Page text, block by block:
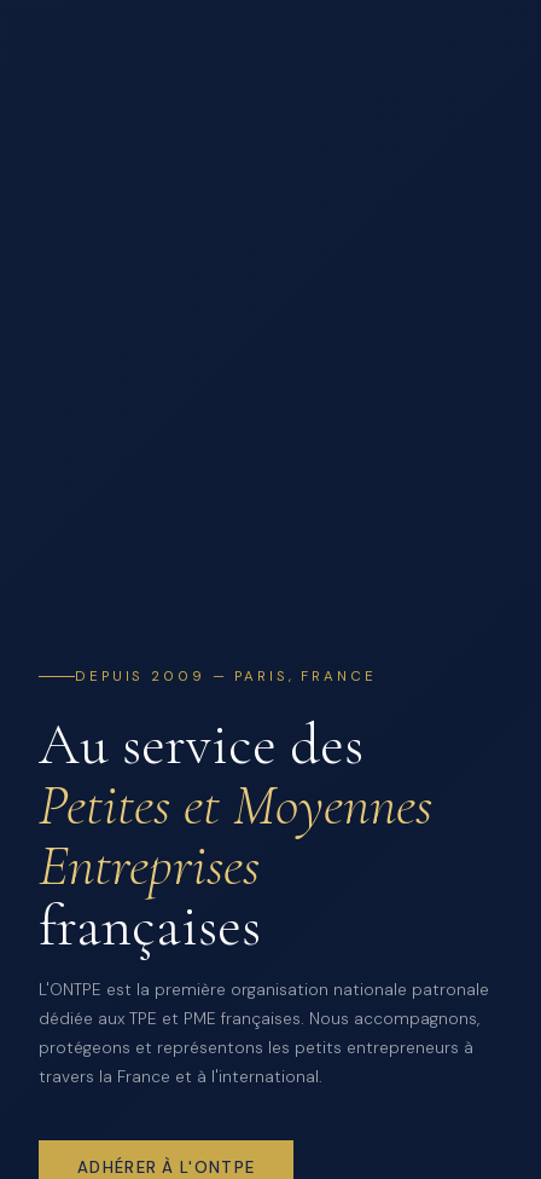
DEPUIS 2009 — PARIS, FRANCE
Au service des
Petites et Moyennes
Entreprises
françaises
L'ONTPE est la première organisation nationale patronale
dédiée aux TPE et PME françaises. Nous accompagnons,
protégeons et représentons les petits entrepreneurs à
travers la France et à l'international.
ADHÉRER À L'ONTPE